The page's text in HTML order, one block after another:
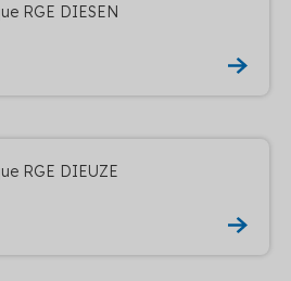
RGE DIESEN
RGE DIEUZE